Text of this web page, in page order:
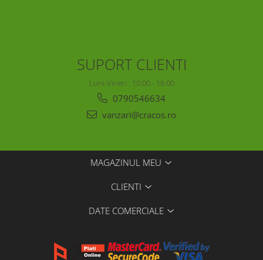
SUPORT CLIENTI
Luni-Vineri : 10.00 - 16.00
0790546634
vanzari@cracos.ro
MAGAZINUL MEU
CLIENTI
DATE COMERCIALE